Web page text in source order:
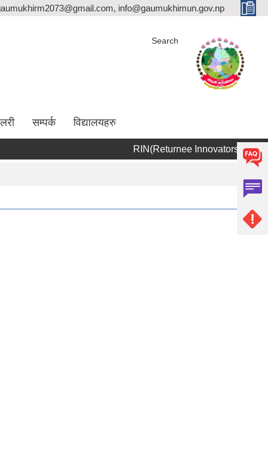
info@gaumukhimun.gov.np
Search
सम्पर्क विद्यालयहरु